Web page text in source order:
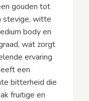
gouden tot
stevige, witte
body en
wat zorgt
ervaring
een
bitterheid die
fruitige en